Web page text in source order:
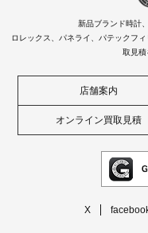
新品ブランド時計
ロレックス、パネライ、パテックフ
取見積
店舗案内
オンライン買取見積
X